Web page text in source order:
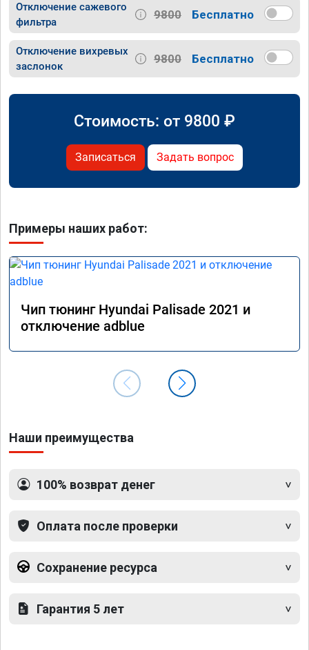
Отключение сажевого
фильтра
9800 Бесплатно
Отключение вихревых
заслонок
9800 Бесплатно
Стоимость: от 9800 ₽
Записаться Задать вопрос
Примеры наших работ:
Чип тюнинг Hyundai Palisade 2021 и
отключение adblue
Наши преимущества
100% возврат денег
Оплата после проверки
Сохранение ресурса
Гарантия 5 лет